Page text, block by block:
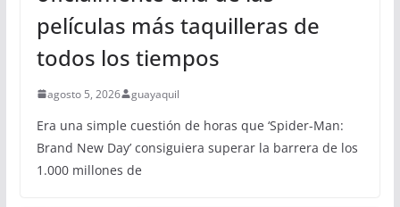
películas más taquilleras de
todos los tiempos
agosto 5, 2026 guayaquil
Era una simple cuestión de horas que ‘Spider-Man:
Brand New Day’ consiguiera superar la barrera de los
1.000 millones de